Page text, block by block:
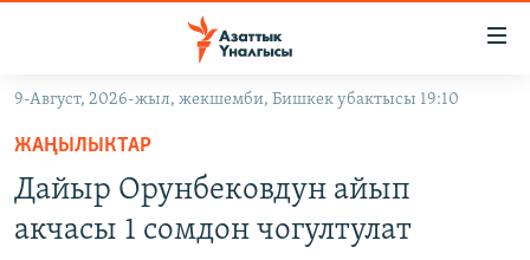
Навигацияга
өтүңүз
Издөөгө
салыңызКЫРГЫЗСТАН
ДҮЙНӨ
9-Август, 2026-жыл, жекшемби, Бишкек убактысы 19:10
ЖАҢЫЛЫКТАР
Дайыр Орунбековдун айып
акчасы 1 сомдон чогултулат